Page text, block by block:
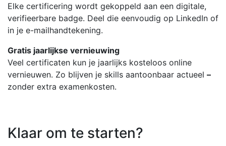
Elke certificering wordt gekoppeld aan een digitale,
verifieerbare badge. Deel die eenvoudig op LinkedIn of
in je e-mailhandtekening.
Gratis jaarlijkse vernieuwing
Veel certificaten kun je jaarlijks kosteloos online
vernieuwen. Zo blijven je skills aantoonbaar actueel –
zonder extra examenkosten.
Klaar om te starten?